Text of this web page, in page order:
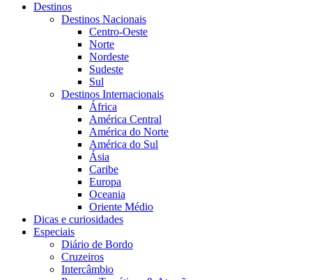
Destinos
Destinos Nacionais
Centro-Oeste
Norte
Nordeste
Sudeste
Sul
Destinos Internacionais
África
América Central
América do Norte
América do Sul
Ásia
Caribe
Europa
Oceania
Oriente Médio
Dicas e curiosidades
Especiais
Diário de Bordo
Cruzeiros
Intercâmbio